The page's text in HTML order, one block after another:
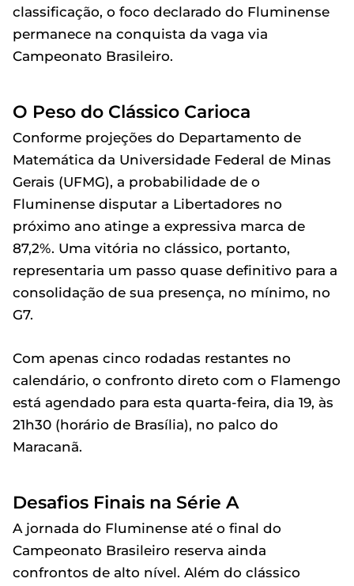
classificação, o foco declarado do Fluminense
permanece na conquista da vaga via
Campeonato Brasileiro.
O Peso do Clássico Carioca
Conforme projeções do Departamento de
Matemática da Universidade Federal de Minas
Gerais (UFMG), a probabilidade de o
Fluminense disputar a Libertadores no
próximo ano atinge a expressiva marca de
87,2%. Uma vitória no clássico, portanto,
representaria um passo quase definitivo para a
consolidação de sua presença, no mínimo, no
G7.
Com apenas cinco rodadas restantes no
calendário, o confronto direto com o Flamengo
está agendado para esta quarta-feira, dia 19, às
21h30 (horário de Brasília), no palco do
Maracanã.
Desafios Finais na Série A
A jornada do Fluminense até o final do
Campeonato Brasileiro reserva ainda
confrontos de alto nível. Além do clássico